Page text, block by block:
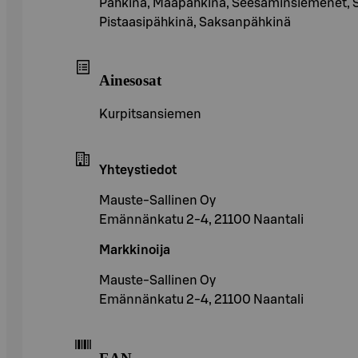
Pähkinä, Maapähkinä,
Pistaasipähkinä, Saksanpähkinä
Ainesosat
Kurpitsansiemen
Yhteystiedot
Mauste-Sallinen Oy
Emännänkatu 2-4, 21100 Naantali
Markkinoija
Mauste-Sallinen Oy
Emännänkatu 2-4, 21100 Naantali